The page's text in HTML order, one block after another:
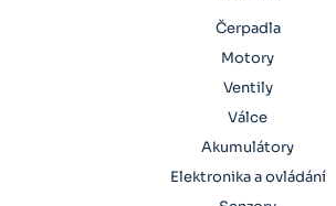
Čerpadla
Motory
Ventily
Válce
Akumulátory
Elektronika a ovládání